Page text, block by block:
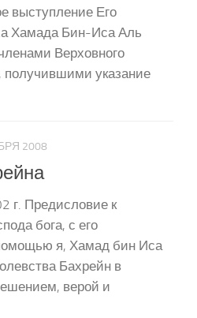
выступление Его
Хамада Бин-Иса Аль
Верховного
получившими указание
2008
г. Предисловие к
бога, с его
я, Хамад бин Иса
Бахрейн в
верой и